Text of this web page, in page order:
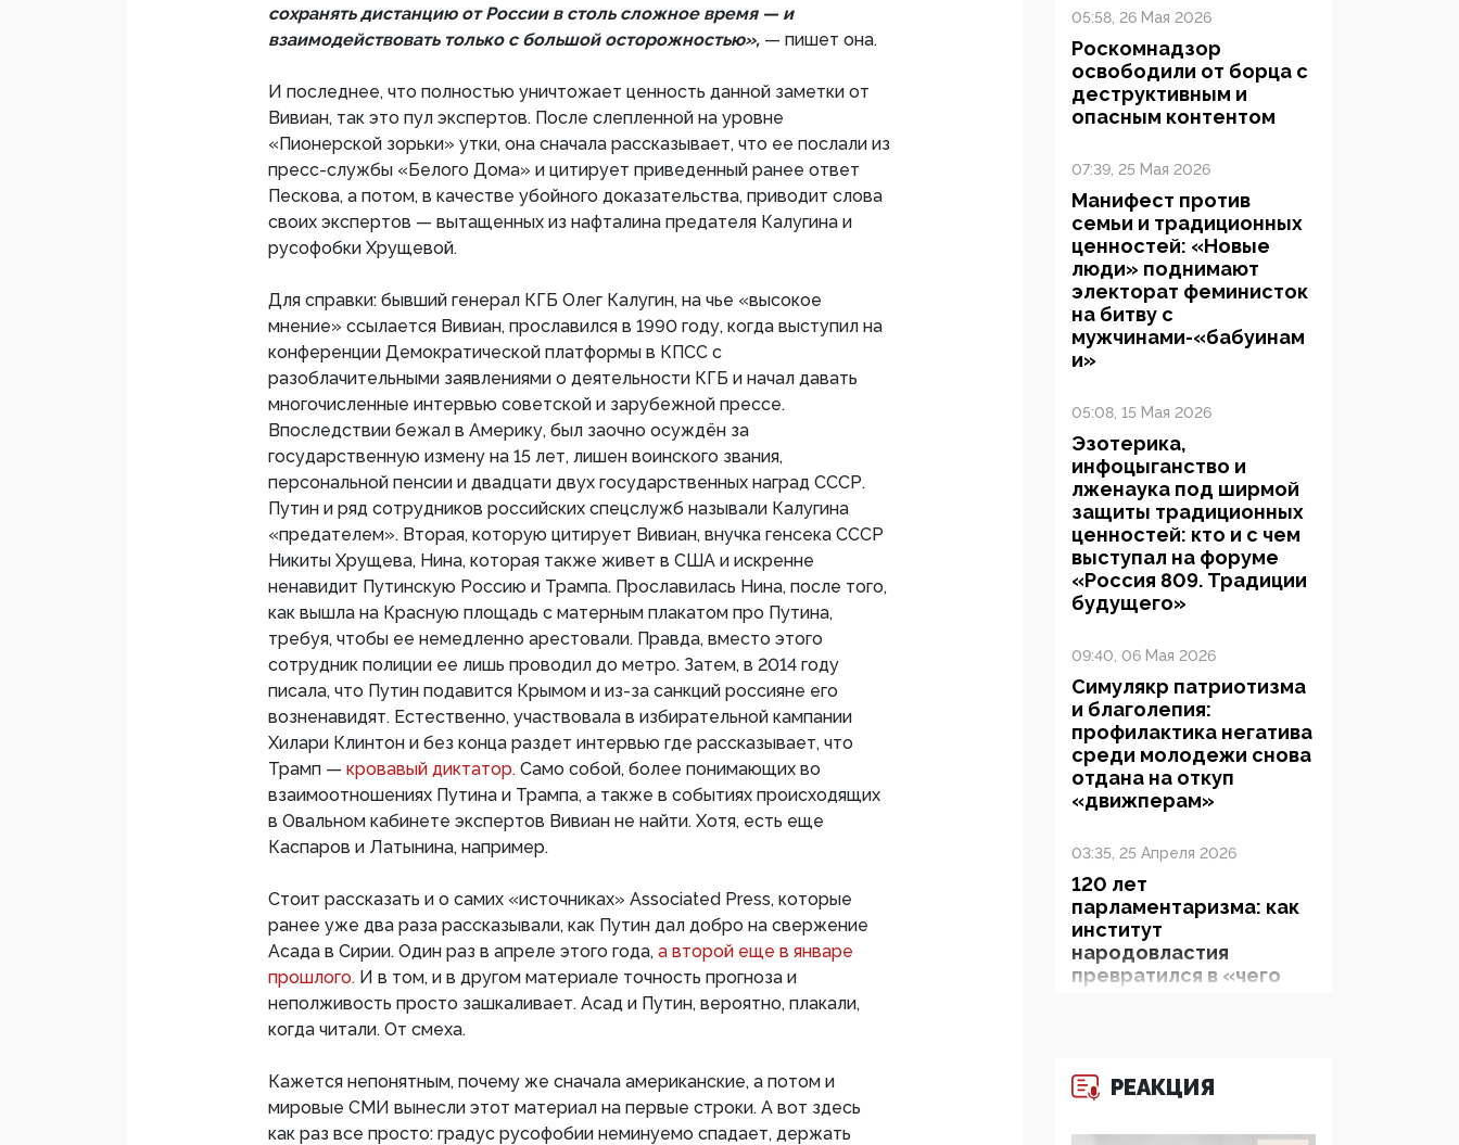
сохранять дистанцию от России в столь сложное время — и
взаимодействовать только с большой осторожностью», — пишет она.
И последнее, что полностью уничтожает ценность данной заметки от
Вивиан, так это пул экспертов. После слепленной на уровне
«Пионерской зорьки» утки, она сначала рассказывает, что ее послали из
пресс-службы «Белого Дома» и цитирует приведенный ранее ответ
Пескова, а потом, в качестве убойного доказательства, приводит слова
своих экспертов — вытащенных из нафталина предателя Калугина и
русофобки Хрущевой.
Для справки: бывший генерал КГБ Олег Калугин, на чье «высокое
мнение» ссылается Вивиан, прославился в 1990 году, когда выступил на
конференции Демократической платформы в КПСС с
разоблачительными заявлениями о деятельности КГБ и начал давать
многочисленные интервью советской и зарубежной прессе.
Впоследствии бежал в Америку, был заочно осуждён за
государственную измену на 15 лет, лишен воинского звания,
персональной пенсии и двадцати двух государственных наград СССР.
Путин и ряд сотрудников российских спецслужб называли Калугина
«предателем». Вторая, которую цитирует Вивиан, внучка генсека СССР
Никиты Хрущева, Нина, которая также живет в США и искренне
ненавидит Путинскую Россию и Трампа. Прославилась Нина, после того,
как вышла на Красную площадь с матерным плакатом про Путина,
требуя, чтобы ее немедленно арестовали. Правда, вместо этого
сотрудник полиции ее лишь проводил до метро. Затем, в 2014 году
писала, что Путин подавится Крымом и из-за санкций россияне его
возненавидят. Естественно, участвовала в избирательной кампании
Хилари Клинтон и без конца раздет интервью где рассказывает, что
Трамп — кровавый диктатор. Само собой, более понимающих во
взаимоотношениях Путина и Трампа, а также в событиях происходящих
в Овальном кабинете экспертов Вивиан не найти. Хотя, есть еще
Каспаров и Латынина, например.
Стоит рассказать и о самих «источниках» Associated Press, которые
ранее уже два раза рассказывали, как Путин дал добро на свержение
Асада в Сирии. Один раз в апреле этого года, а второй еще в январе
прошлого. И в том, и в другом материале точность прогноза и
неполживость просто зашкаливает. Асад и Путин, вероятно, плакали,
когда читали. От смеха.
Кажется непонятным, почему же сначала американские, а потом и
мировые СМИ вынесли этот материал на первые строки. А вот здесь
как раз все просто: градус русофобии неминуемо спадает, держать
05:58, 26 Мая 2026
Роскомнадзор
освободили от борца с
деструктивным и
опасным контентом
07:39, 25 Мая 2026
Манифест против
семьи и традиционных
ценностей: «Новые
люди» поднимают
электорат феминисток
на битву с
мужчинами-«бабуинам
и»
05:08, 15 Мая 2026
Эзотерика,
инфоцыганство и
лженаука под ширмой
защиты традиционных
ценностей: кто и с чем
выступал на форуме
«Россия 809. Традиции
будущего»
09:40, 06 Мая 2026
Симулякр патриотизма
и благолепия:
профилактика негатива
среди молодежи снова
отдана на откуп
«движперам»
03:35, 25 Апреля 2026
120 лет
парламентаризма: как
институт
народовластия
превратился в «чего
06:29, 15 Апреля 2026
Социальный фонд
РЕАКЦИЯ